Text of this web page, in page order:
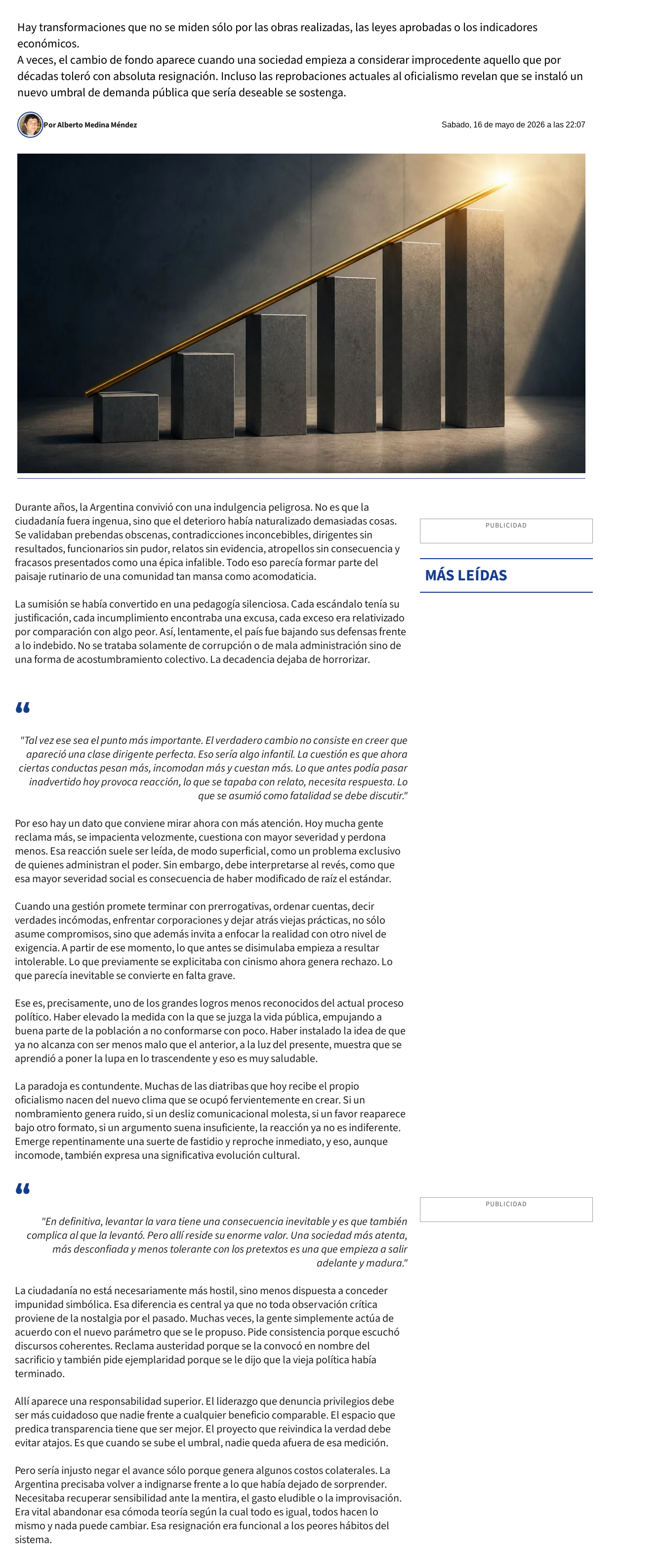
Hay transformaciones que no se miden sólo por las obras realizadas, las leyes aprobadas o los indicadores
económicos.
A veces, el cambio de fondo aparece cuando una sociedad empieza a considerar improcedente aquello que por
décadas toleró con absoluta resignación. Incluso las reprobaciones actuales al oficialismo revelan que se instaló un
nuevo umbral de demanda pública que sería deseable se sostenga.
Por Alberto Medina Méndez Sabado, 16 de mayo de 2026 a las 22:07
Durante años, la Argentina convivió con una indulgencia peligrosa. No es que la
ciudadanía fuera ingenua, sino que el deterioro había naturalizado demasiadas cosas.
Se validaban prebendas obscenas, contradicciones inconcebibles, dirigentes sin
resultados, funcionarios sin pudor, relatos sin evidencia, atropellos sin consecuencia y
fracasos presentados como una épica infalible. Todo eso parecía formar parte del
paisaje rutinario de una comunidad tan mansa como acomodaticia.
La sumisión se había convertido en una pedagogía silenciosa. Cada escándalo tenía su
justificación, cada incumplimiento encontraba una excusa, cada exceso era relativizado
por comparación con algo peor. Así, lentamente, el país fue bajando sus defensas frente
a lo indebido. No se trataba solamente de corrupción o de mala administración sino de
una forma de acostumbramiento colectivo. La decadencia dejaba de horrorizar.
"Tal vez ese sea el punto más importante. El verdadero cambio no consiste en creer que
apareció una clase dirigente perfecta. Eso sería algo infantil. La cuestión es que ahora
ciertas conductas pesan más, incomodan más y cuestan más. Lo que antes podía pasar
inadvertido hoy provoca reacción, lo que se tapaba con relato, necesita respuesta. Lo
que se asumió como fatalidad se debe discutir."
Por eso hay un dato que conviene mirar ahora con más atención. Hoy mucha gente
reclama más, se impacienta velozmente, cuestiona con mayor severidad y perdona
menos. Esa reacción suele ser leída, de modo superficial, como un problema exclusivo
de quienes administran el poder. Sin embargo, debe interpretarse al revés, como que
esa mayor severidad social es consecuencia de haber modificado de raíz el estándar.
Cuando una gestión promete terminar con prerrogativas, ordenar cuentas, decir
verdades incómodas, enfrentar corporaciones y dejar atrás viejas prácticas, no sólo
asume compromisos, sino que además invita a enfocar la realidad con otro nivel de
exigencia. A partir de ese momento, lo que antes se disimulaba empieza a resultar
intolerable. Lo que previamente se explicitaba con cinismo ahora genera rechazo. Lo
que parecía inevitable se convierte en falta grave.
Ese es, precisamente, uno de los grandes logros menos reconocidos del actual proceso
político. Haber elevado la medida con la que se juzga la vida pública, empujando a
buena parte de la población a no conformarse con poco. Haber instalado la idea de que
ya no alcanza con ser menos malo que el anterior, a la luz del presente, muestra que se
aprendió a poner la lupa en lo trascendente y eso es muy saludable.
La paradoja es contundente. Muchas de las diatribas que hoy recibe el propio
oficialismo nacen del nuevo clima que se ocupó fervientemente en crear. Si un
nombramiento genera ruido, si un desliz comunicacional molesta, si un favor reaparece
bajo otro formato, si un argumento suena insuficiente, la reacción ya no es indiferente.
Emerge repentinamente una suerte de fastidio y reproche inmediato, y eso, aunque
incomode, también expresa una significativa evolución cultural.
"En definitiva, levantar la vara tiene una consecuencia inevitable y es que también
complica al que la levantó. Pero allí reside su enorme valor. Una sociedad más atenta,
más desconfiada y menos tolerante con los pretextos es una que empieza a salir
adelante y madura."
La ciudadanía no está necesariamente más hostil, sino menos dispuesta a conceder
impunidad simbólica. Esa diferencia es central ya que no toda observación crítica
proviene de la nostalgia por el pasado. Muchas veces, la gente simplemente actúa de
acuerdo con el nuevo parámetro que se le propuso. Pide consistencia porque escuchó
discursos coherentes. Reclama austeridad porque se la convocó en nombre del
sacrificio y también pide ejemplaridad porque se le dijo que la vieja política había
terminado.
Allí aparece una responsabilidad superior. El liderazgo que denuncia privilegios debe
ser más cuidadoso que nadie frente a cualquier beneficio comparable. El espacio que
predica transparencia tiene que ser mejor. El proyecto que reivindica la verdad debe
evitar atajos. Es que cuando se sube el umbral, nadie queda afuera de esa medición.
Pero sería injusto negar el avance sólo porque genera algunos costos colaterales. La
Argentina precisaba volver a indignarse frente a lo que había dejado de sorprender.
Necesitaba recuperar sensibilidad ante la mentira, el gasto eludible o la improvisación.
Era vital abandonar esa cómoda teoría según la cual todo es igual, todos hacen lo
mismo y nada puede cambiar. Esa resignación era funcional a los peores hábitos del
sistema.
PUBLICIDAD
MÁS LEÍDAS
PUBLICIDAD